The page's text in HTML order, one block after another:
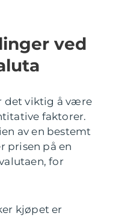
ved
det viktig å være
faktorer.
av en bestemt
prisen på en
for
kjøpet er